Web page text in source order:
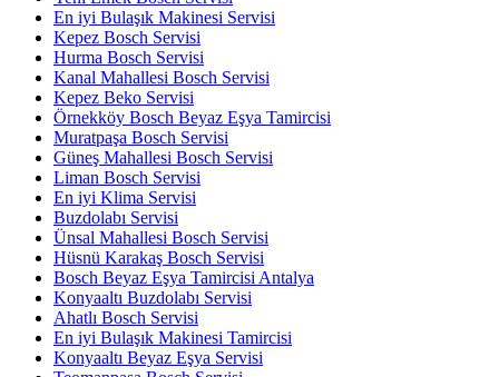
En iyi Bulaşık Makinesi Servisi
Kepez Bosch Servisi
Hurma Bosch Servisi
Kanal Mahallesi Bosch Servisi
Kepez Beko Servisi
Örnekköy Bosch Beyaz Eşya Tamircisi
Muratpaşa Bosch Servisi
Güneş Mahallesi Bosch Servisi
Liman Bosch Servisi
En iyi Klima Servisi
Buzdolabı Servisi
Ünsal Mahallesi Bosch Servisi
Hüsnü Karakaş Bosch Servisi
Bosch Beyaz Eşya Tamircisi Antalya
Konyaaltı Buzdolabı Servisi
Ahatlı Bosch Servisi
En iyi Bulaşık Makinesi Tamircisi
Konyaaltı Beyaz Eşya Servisi